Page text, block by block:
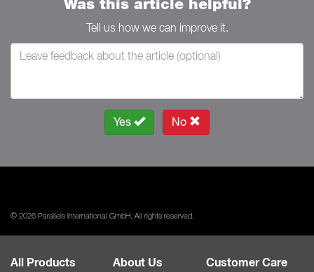
Was this article helpful?
Tell us how we can improve it.
Yes No
© 2026 Parallels International GmbH. All rights reserved.
All Products About Us Customer Care